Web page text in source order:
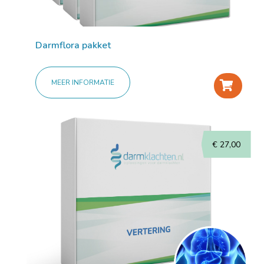
Darmflora pakket
MEER INFORMATIE +
€27,00